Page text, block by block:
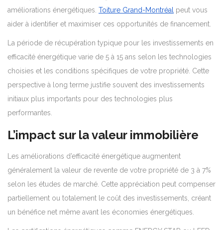
améliorations énergétiques. Toiture Grand-Montréal peut vous
aider à identifier et maximiser ces opportunités de financement.
La période de récupération typique pour les investissements en
efficacité énergétique varie de 5 à 15 ans selon les technologies
choisies et les conditions spécifiques de votre propriété. Cette
perspective à long terme justifie souvent des investissements
initiaux plus importants pour des technologies plus
performantes.
L’impact sur la valeur immobilière
Les améliorations d’efficacité énergétique augmentent
généralement la valeur de revente de votre propriété de 3 à 7%
selon les études de marché. Cette appréciation peut compenser
partiellement ou totalement le coût des investissements, créant
un bénéfice net même avant les économies énergétiques.